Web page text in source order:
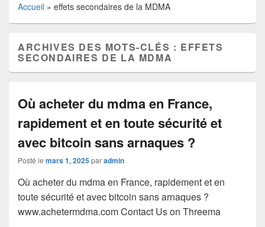
Accueil » effets secondaires de la MDMA
ARCHIVES DES MOTS-CLÉS : EFFETS
SECONDAIRES DE LA MDMA
Où acheter du mdma en France,
rapidement et en toute sécurité et
avec bitcoin sans arnaques ?
Posté le mars 1, 2025paradmin
Où acheter du mdma en France, rapidement et en
toute sécurité et avec bitcoin sans arnaques ?
www.achetermdma.com Contact Us on Threema